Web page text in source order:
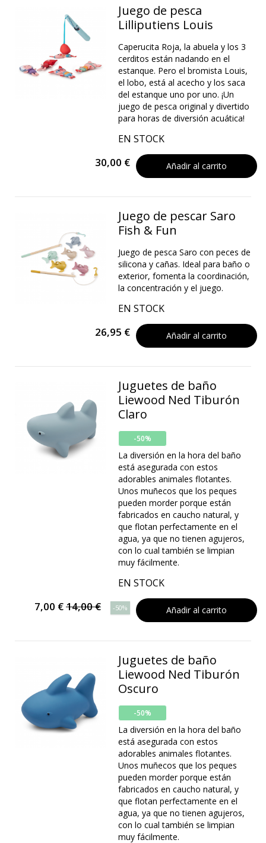
Juego de pesca
Lilliputiens Louis
Caperucita Roja, la abuela y los 3
cerditos están nadando en el
estanque. Pero el bromista Louis,
el lobo, está al acecho y los saca
del estanque uno por uno. ¡Un
juego de pesca original y divertido
para horas de diversión acuática!
EN STOCK
30,00 € Añadir al carrito
Juego de pescar Saro
Fish & Fun
Juego de pesca Saro con peces de
silicona y cañas. Ideal para baño o
exterior, fomenta la coordinación,
la concentración y el juego.
EN STOCK
26,95 € Añadir al carrito
Juguetes de baño
Liewood Ned Tiburón
Claro
-50%
La diversión en la hora del baño
está asegurada con estos
adorables animales flotantes.
Unos muñecos que los peques
pueden morder porque están
fabricados en caucho natural, y
que flotan perfectamente en el
agua, ya que no tienen agujeros,
con lo cual también se limpian
muy fácilmente.
EN STOCK
7,00 €14,00 € -50% Añadir al carrito
Juguetes de baño
Liewood Ned Tiburón
Oscuro
-50%
La diversión en la hora del baño
está asegurada con estos
adorables animales flotantes.
Unos muñecos que los peques
pueden morder porque están
fabricados en caucho natural, y
que flotan perfectamente en el
agua, ya que no tienen agujeros,
con lo cual también se limpian
muy fácilmente.